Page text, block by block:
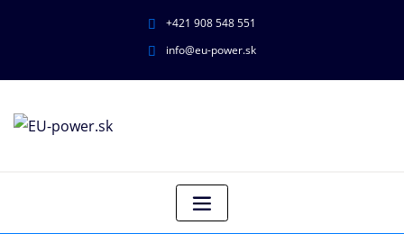
+421 908 548 551
info@eu-power.sk